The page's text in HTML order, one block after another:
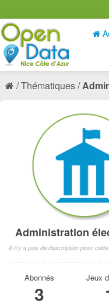
Thématiques
Administration
Il n'y a pas de description pour
Abonnés
3
Jeux